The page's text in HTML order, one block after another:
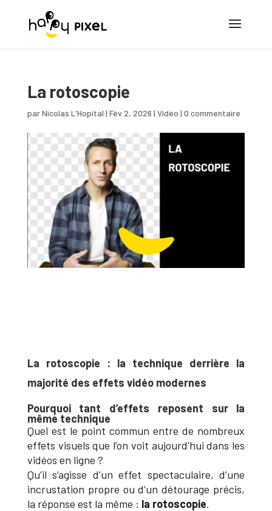
La rotoscopie
parNicolas L'Hopital | Fév 2, 2026 | Vidéo | 0 commentaire
La rotoscopie : la technique derrière la
majorité des effets vidéo modernes
Pourquoi tant d’effets reposent sur la
même technique
Quel est le point commun entre de nombreux
effets visuels que l’on voit aujourd’hui dans les
vidéos en ligne ?
Qu’il s’agisse d’un effet spectaculaire, d’une
incrustation propre ou d’un détourage précis,
la réponse est la même : la rotoscopie.